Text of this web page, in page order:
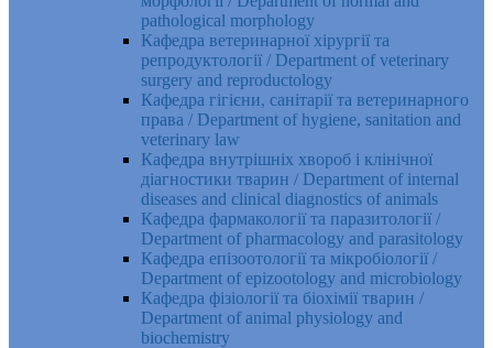
pathological morphology
Кафедра ветеринарної хірургії та
репродуктології / Department of veterinary
surgery and reproductology
Кафедра гігієни, санітарії та ветеринарного
права / Department of hygiene, sanitation and
veterinary law
Кафедра внутрішніх хвороб і клінічної
діагностики тварин / Department of internal
diseases and clinical diagnostics of animals
Кафедра фармакології та паразитології /
Department of pharmacology and parasitology
Кафедра епізоотології та мікробіології /
Department of epizootology and microbiology
Кафедра фізіології та біохімії тварин /
Department of animal physiology and
biochemistry